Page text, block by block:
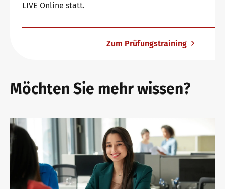
LIVE Online statt.
Zum Prüfungstraining
Möchten Sie mehr wissen?